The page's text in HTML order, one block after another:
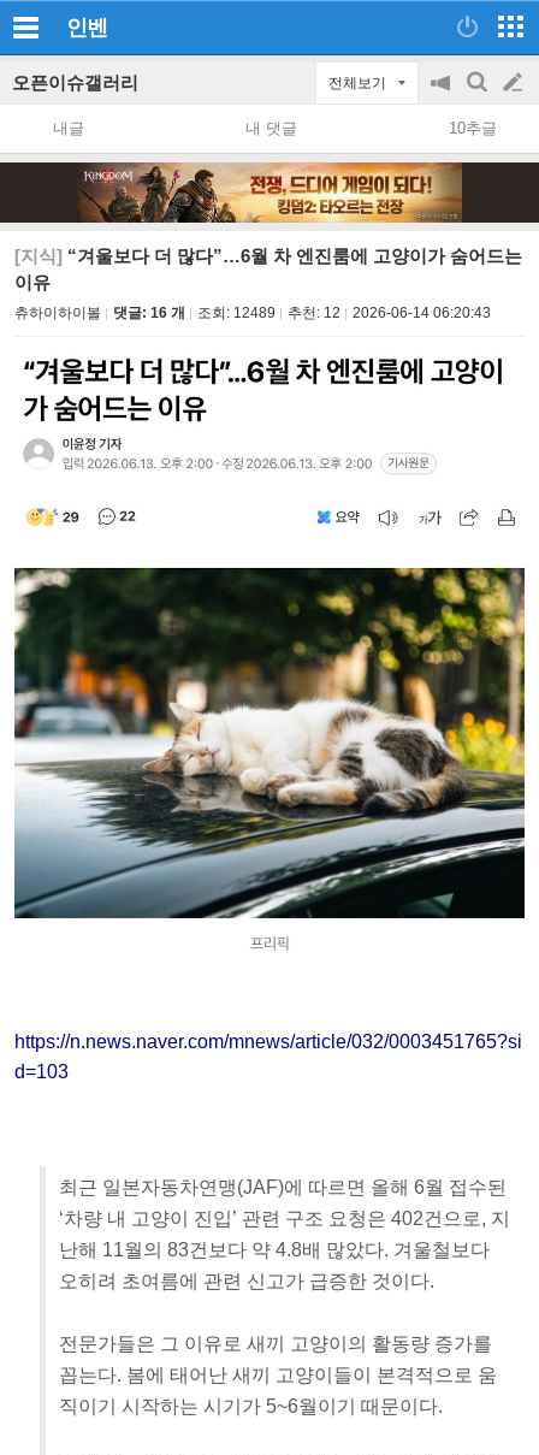
인벤
오픈이슈갤러리 전체보기
공
지
on/off
검
색
글
쓰
내글 내 댓글 10추글
[지식] “겨울보다 더 많다”…6월 차 엔진룸에 고양이가 숨어드는
이유
츄하이하이볼 댓글: 16 개 조회: 12489 추천: 12 2026-06-14 06:20:43
https://n.news.naver.com/mnews/article/032/0003451765?si
d=103
최근 일본자동차연맹(JAF)에 따르면 올해 6월 접수된
‘차량 내 고양이 진입’ 관련 구조 요청은 402건으로, 지
난해 11월의 83건보다 약 4.8배 많았다. 겨울철보다
오히려 초여름에 관련 신고가 급증한 것이다.
전문가들은 그 이유로 새끼 고양이의 활동량 증가를
꼽는다. 봄에 태어난 새끼 고양이들이 본격적으로 움
직이기 시작하는 시기가 5~6월이기 때문이다.